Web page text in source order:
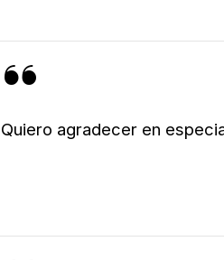
Quiero agradecer en